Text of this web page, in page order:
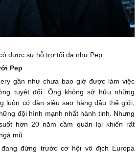
được sự hỗ trợ tối đa như Pep
Pep
gần như chưa bao giờ được làm việc
tuyệt đối. Ông không sở hữu những
luôn có dàn siêu sao hàng đầu thế giới,
đội hình mạnh nhất hành tinh. Nhưng
hơn 20 năm cầm quân lại khiến rất
mũ.
đứng trước cơ hội vô địch Europa